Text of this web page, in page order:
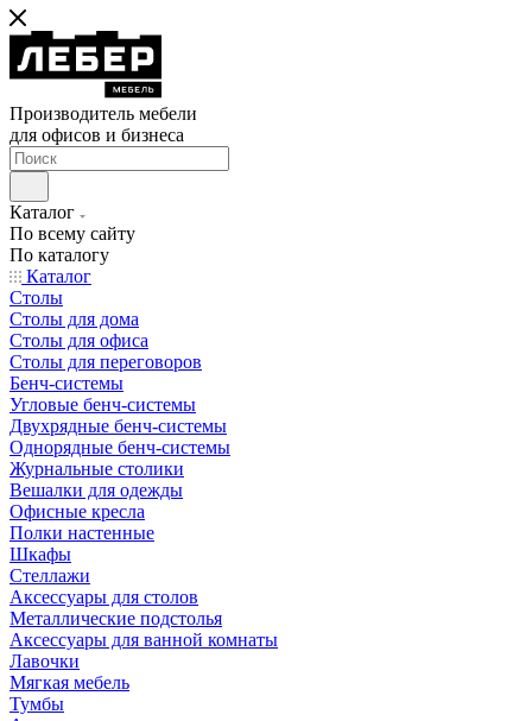
Производитель мебели
для офисов и бизнеса
Каталог
По всему сайту
По каталогу
Каталог
Столы
Столы для дома
Столы для офиса
Столы для переговоров
Бенч-системы
Угловые бенч-системы
Двухрядные бенч-системы
Однорядные бенч-системы
Журнальные столики
Вешалки для одежды
Офисные кресла
Полки настенные
Шкафы
Стеллажи
Аксессуары для столов
Металлические подстолья
Аксессуары для ванной комнаты
Лавочки
Мягкая мебель
Тумбы